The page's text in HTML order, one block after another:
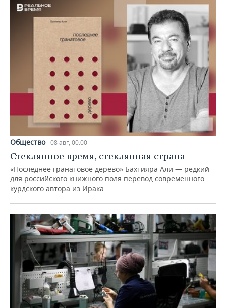
Общество 08 авг, 00:00
Стеклянное время, стеклянная страна
«Последнее гранатовое дерево» Бахтияра Али — редкий
для российского книжного поля перевод современного
курдского автора из Ирака